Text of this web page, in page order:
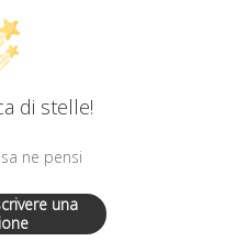
di stelle!
ne pensi
una